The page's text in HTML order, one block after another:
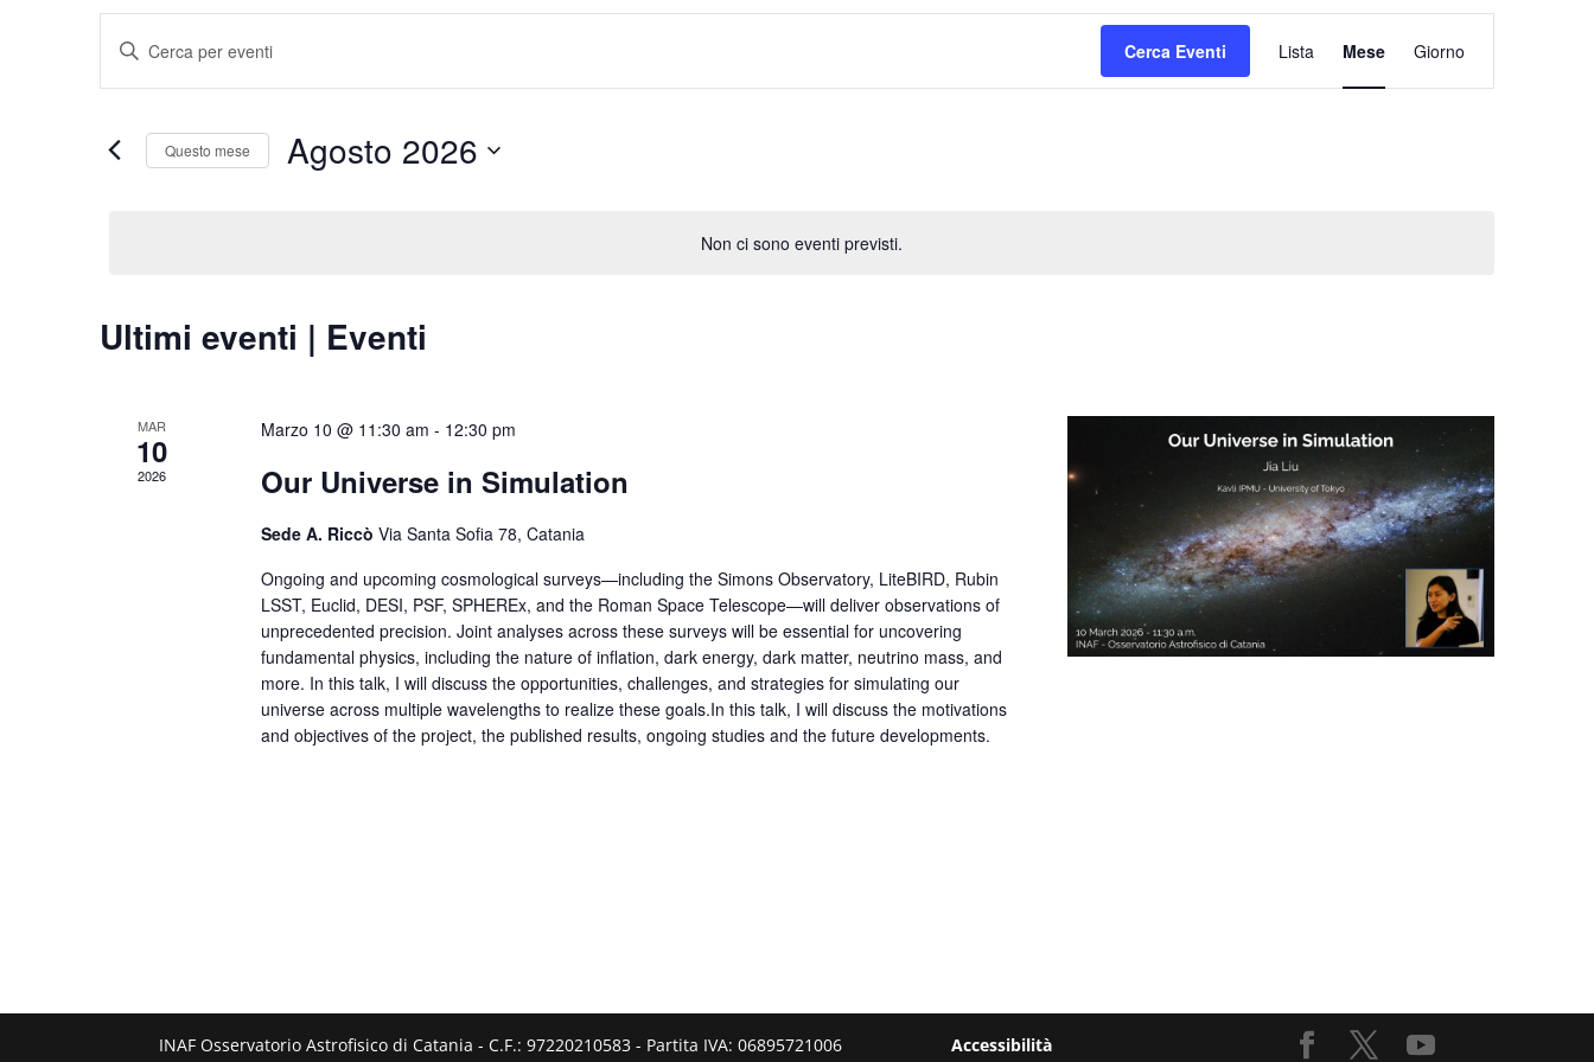
Non ci sono eventi previsti.
Eventi
Ricerca
e
Navigazione
Inserisci
Parola
Chiave.
Eventi
Cerca Eventi
Evento
Viste
Navigazione
Lista Mese Giorno
Questo mese Agosto 2026
Calendario
di
Ultimi eventi | Eventi
MAR
10
2026
Marzo 10 @ 11:30 am - 12:30 pm
Our Universe in Simulation
Sede A. Riccò Via Santa Sofia 78, Catania
Ongoing and upcoming cosmological surveys—including the Simons Observatory, LiteBIRD, Rubin
LSST, Euclid, DESI, PSF, SPHEREx, and the Roman Space Telescope—will deliver observations of
unprecedented precision. Joint analyses across these surveys will be essential for uncovering
fundamental physics, including the nature of inflation, dark energy, dark matter, neutrino mass, and
more. In this talk, I will discuss the opportunities, challenges, and strategies for simulating our
universe across multiple wavelengths to realize these goals.In this talk, I will discuss the motivations
and objectives of the project, the published results, ongoing studies and the future developments.
INAF Osservatorio Astrofisico di Catania - C.F.: 97220210583 - Partita IVA: 06895721006Accessibilità